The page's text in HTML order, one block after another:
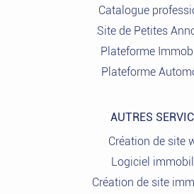
Catalogue
Site de Petites
Plateforme
Plateforme
AUTRES
Création de site
Logiciel
Création de site